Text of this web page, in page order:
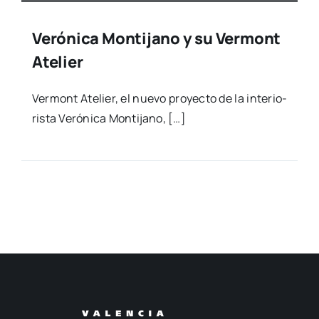
Verónica Montijano y su Vermont
Atelier
Ver­mont Ate­lier, el nue­vo pro­yec­to de la inte­rio­
ris­ta Veró­ni­ca Mon­ti­jano, […]